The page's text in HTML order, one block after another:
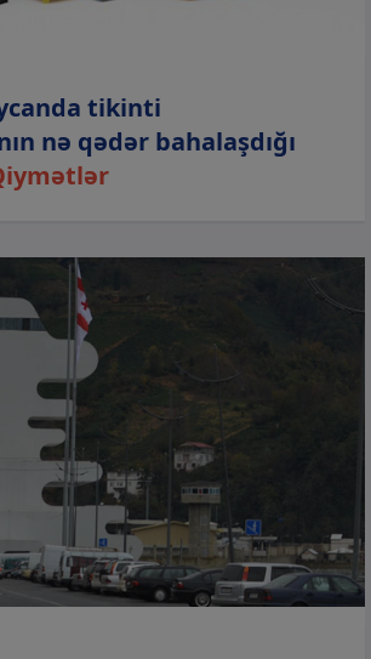
tikinti
nə qədər bahalaşdığı